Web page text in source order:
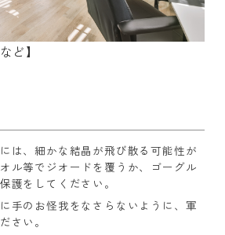
ど】
は、細かな結晶が飛び散る可能性が
ル等でジオードを覆うか、ゴーグル
護をしてください。
手のお怪我をなさらないように、軍
さい。